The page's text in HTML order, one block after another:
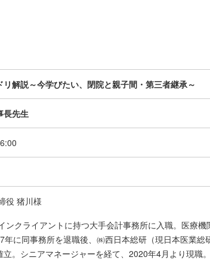
解説～今学びたい、閉院と親子間・第三者継承～
長先生
役 猪川様
ンクライアントに持つ大手会計事務所に入職。医療
に同事務所を退職後、㈱西日本総研（現日本医業総
。シニアマネージャーを経て、2020年4月より現職